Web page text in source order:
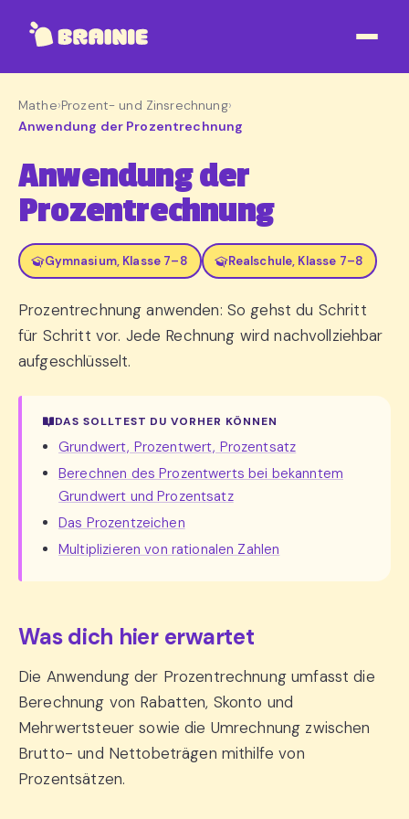
Mathe›Prozent- und Zinsrechnung›
Anwendung der Prozentrechnung
Anwendung der
Prozentrechnung
Gymnasium, Klasse 7–8 Realschule, Klasse 7–8
Prozentrechnung anwenden: So gehst du Schritt
für Schritt vor. Jede Rechnung wird nachvollziehbar
aufgeschlüsselt.
DAS SOLLTEST DU VORHER KÖNNEN
Grundwert, Prozentwert, Prozentsatz
Berechnen des Prozentwerts bei bekanntem
Grundwert und Prozentsatz
Das Prozentzeichen
Multiplizieren von rationalen Zahlen
Was dich hier erwartet
Die Anwendung der Prozentrechnung umfasst die
Berechnung von Rabatten, Skonto und
Mehrwertsteuer sowie die Umrechnung zwischen
Brutto- und Nettobeträgen mithilfe von
Prozentsätzen.